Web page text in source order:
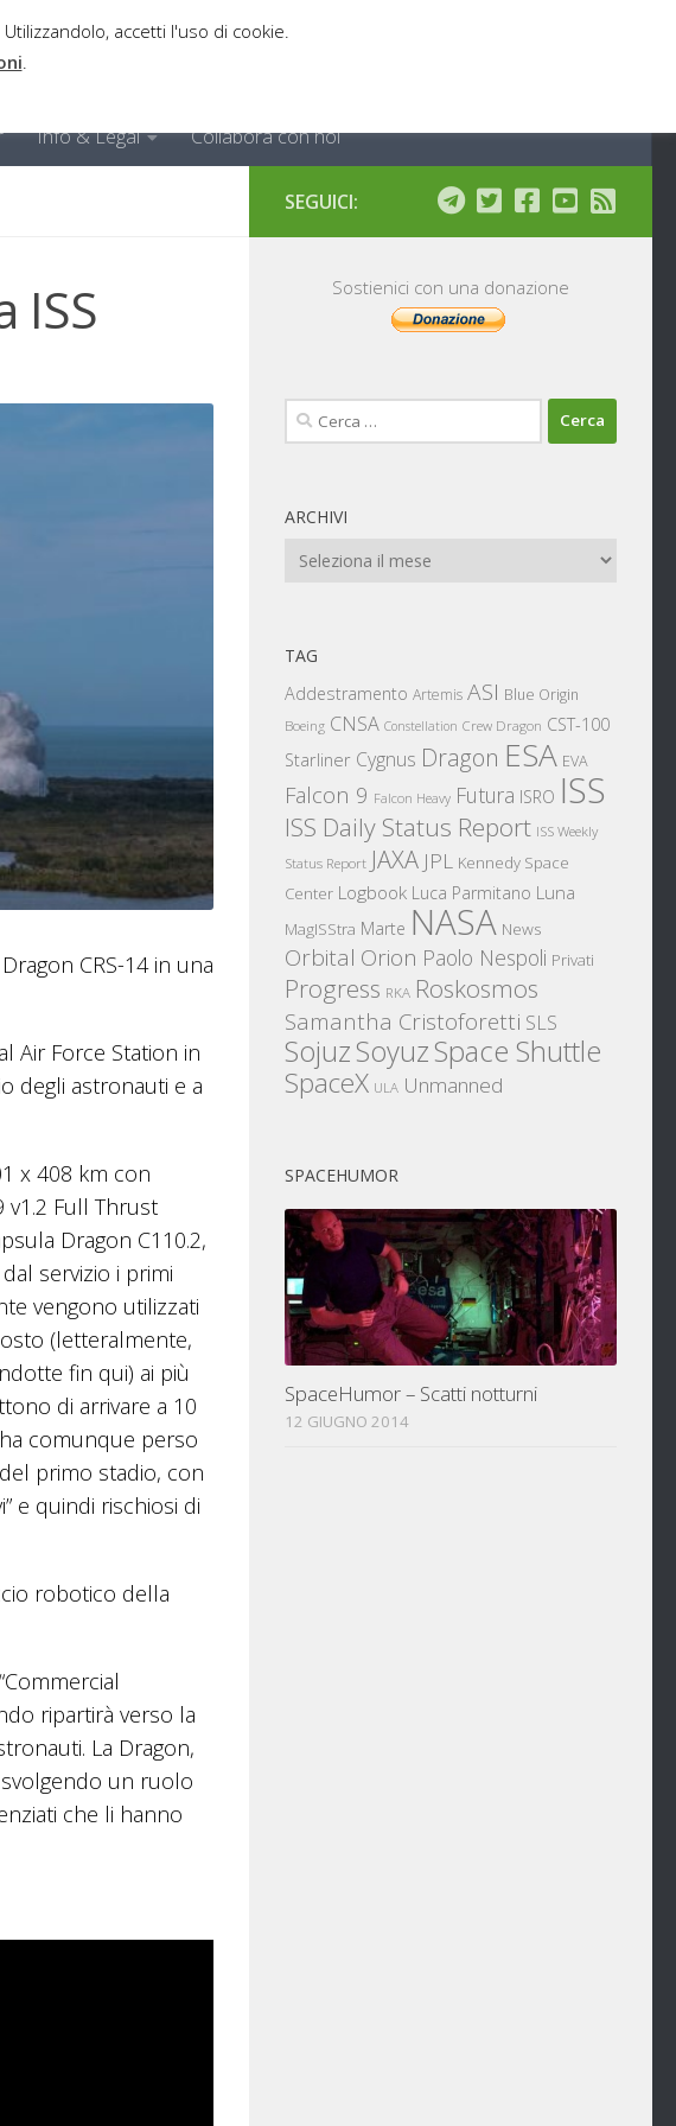
Info & Legal Collabora con noi
ISS
CRS-14 in una
Air Force Station in
degli astronauti e a
x 408 km con
v1.2 Full Thrust
Dragon C110.2,
servizio i primi
vengono utilizzati
(letteralmente,
fin qui) ai più
di arrivare a 10
comunque perso
primo stadio, con
e quindi rischiosi di
robotico della
ripartirà verso la
La Dragon,
un ruolo
che li hanno
SEGUICI:
Sostienici con una donazione
Ricerca
per:
ARCHIVI
Archivi
TAG
Addestramento Artemis ASI Blue Origin
Boeing CNSA Constellation Crew Dragon CST-100
Starliner Cygnus Dragon ESA EVA
Falcon 9 Falcon Heavy Futura ISRO ISS
ISS Daily Status Report ISS Weekly
Status Report JAXA JPL Kennedy Space
Center Logbook Luca Parmitano Luna
MagISStra Marte NASA News
Orbital Orion Paolo Nespoli Privati
Progress RKA Roskosmos
Samantha Cristoforetti SLS
SojuzSoyuzSpace Shuttle
SpaceX ULA Unmanned
SPACEHUMOR
SpaceHumor – Scatti notturni
12 GIUGNO 2014
accetti l'uso di cookie.